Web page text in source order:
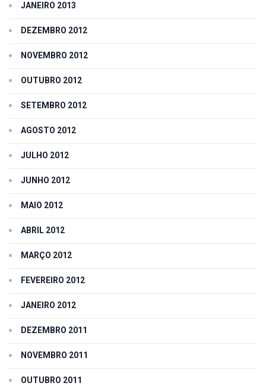
JANEIRO 2013
DEZEMBRO 2012
NOVEMBRO 2012
OUTUBRO 2012
SETEMBRO 2012
AGOSTO 2012
JULHO 2012
JUNHO 2012
MAIO 2012
ABRIL 2012
MARÇO 2012
FEVEREIRO 2012
JANEIRO 2012
DEZEMBRO 2011
NOVEMBRO 2011
OUTUBRO 2011